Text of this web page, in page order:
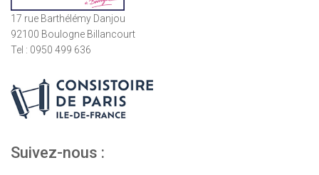
17 rue Barthélémy Danjou
92100 Boulogne Billancourt
Tel : 0950 499 636
Suivez-nous :